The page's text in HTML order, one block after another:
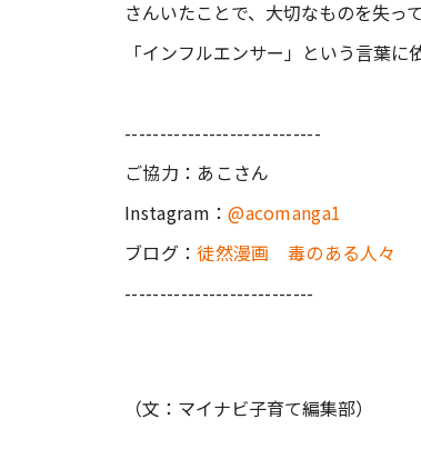
さんいたことで、大切なものを失っ
「インフルエンサー」という言葉
----------------------------
ご協力：あこさん
Instagram：@acomanga1
ブログ：徒然漫画 毒のある人々
---------------------------
（文：マイナビ子育て編集部）